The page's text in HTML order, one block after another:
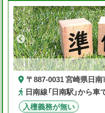
〒887-0031 宮崎県日
日南線「日南駅」から車
入檀義務が無い